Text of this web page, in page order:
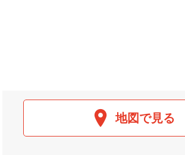
地図で見る